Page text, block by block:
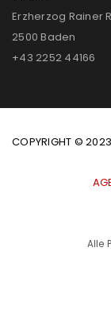
Erzherzog Rainer
2500 Baden
+43 2252 44166
COPYRIGHT ©
Alle